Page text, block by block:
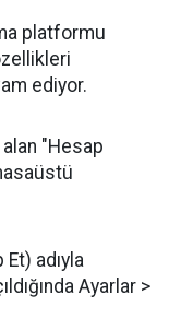
platformu
ediyor.
"Hesap
adıyla
Ayarlar >